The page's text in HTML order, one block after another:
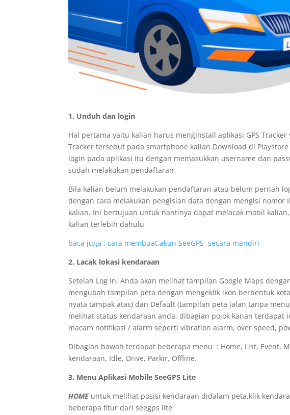
1. Unduh dan login
Hal pertama yaitu kalian harus menginstall aplikasi GPS
Tracker tersebut pada smartphone kalian.Download di
login pada aplikasi itu dengan memasukkan username dan
sudah melakukan pendaftaran
Bila kalian belum melakukan pendaftaran atau belum pernah
dengan cara melakukan pengisian data dengan mengisi
kalian. Ini bertujuan untuk nantinya dapat melacak mobil
kalian terlebih dahulu
baca juga : cara membuat akun SeeGPS secara mandiri
2. Lacak lokasi kendaraan
Setelah Log In, Anda akan melihat tampilan Google Maps
mengubah tampilan peta dengan mengeklik ikon berbentuk
nyata tampak atas) dan Default (tampilan peta jalan tanpa
melihat status kendaraan anda, dibagian pojok kanan terdapat
macam notifikasi / alarm seperti vibration alarm, over speed,
Dibagian bawah terdapat beberapa menu : Home, List, Event,
kendaraan, Idle, Drive, Parkir, Offline.
3. Menu Aplikasi Mobile SeeGPS Lite
HOME untuk melihat posisi kendaraan didalam peta,klik
beberapa fitur dari seegps lite